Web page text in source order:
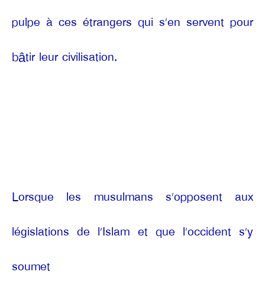
pulpe à ces étrangers qui s’en servent pour
bâtir leur civilisation.
Lorsque les musulmans s’opposent aux
législations de l’Islam et que l’occident s’y
soumet